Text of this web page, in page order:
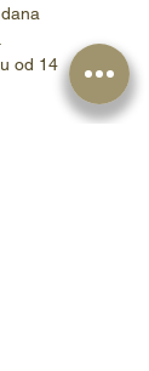
od 14